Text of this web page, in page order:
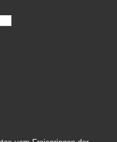
-01
03.J